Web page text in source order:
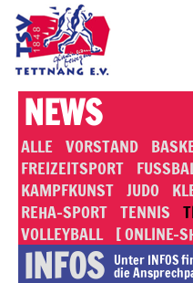
NEWS
ALLE VORSTAND
FREIZEITSPORT
KAMPFKUNST JUDO
REHA-SPORT TENNIS
VOLLEYBALL [ ONLINE-
INFOS Unter INFOS
die